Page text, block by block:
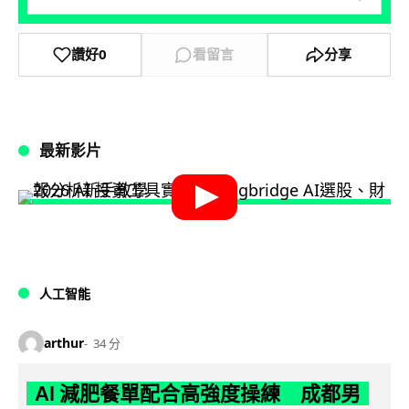
讚好0 看留言 分享
最新影片
人工智能
arthur 34 分
AI 減肥餐單配合高強度操練 成都男